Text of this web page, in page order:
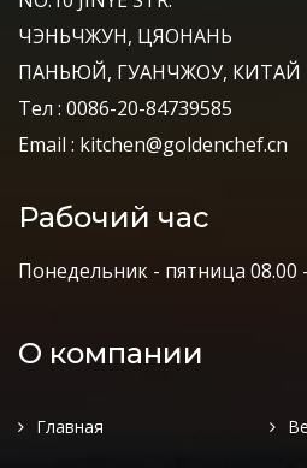
ЧЭНЬЧЖУН, ЦЯОНАНЬ
ПАНЬЮЙ, ГУАНЧЖОУ, КИТАЙ
Тел : 0086-20-84739585
Email : kitchen@goldenchef.cn
Рабочий час
Понедельник - пятница 08.00
О компании
Главная